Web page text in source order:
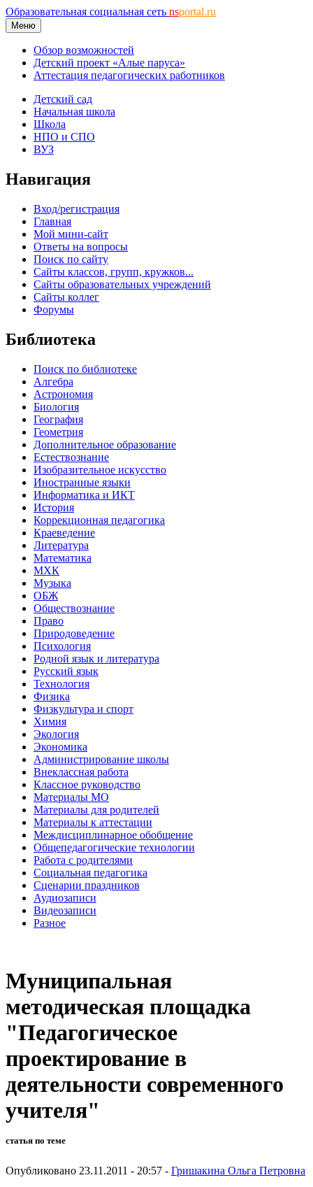
Образовательная социальная сеть nsportal.ru
Меню
Обзор возможностей
Детский проект «Алые паруса»
Аттестация педагогических работников
Детский сад
Начальная школа
Школа
НПО и СПО
ВУЗ
Навигация
Вход/регистрация
Главная
Мой мини-сайт
Ответы на вопросы
Поиск по сайту
Сайты классов, групп, кружков...
Сайты образовательных учреждений
Сайты коллег
Форумы
Библиотека
Поиск по библиотеке
Алгебра
Астрономия
Биология
География
Геометрия
Дополнительное образование
Естествознание
Изобразительное искусство
Иностранные языки
Информатика и ИКТ
История
Коррекционная педагогика
Краеведение
Литература
Математика
МХК
Музыка
ОБЖ
Обществознание
Право
Природоведение
Психология
Родной язык и литература
Русский язык
Технология
Физика
Физкультура и спорт
Химия
Экология
Экономика
Администрирование школы
Внеклассная работа
Классное руководство
Материалы МО
Материалы для родителей
Материалы к аттестации
Междисциплинарное обобщение
Общепедагогические технологии
Работа с родителями
Социальная педагогика
Сценарии праздников
Аудиозаписи
Видеозаписи
Разное
Муниципальная
методическая площадка
"Педагогическое
проектирование в
деятельности современного
учителя"
статья по теме
Опубликовано 23.11.2011 - 20:57 - Гришакина Ольга Петровна